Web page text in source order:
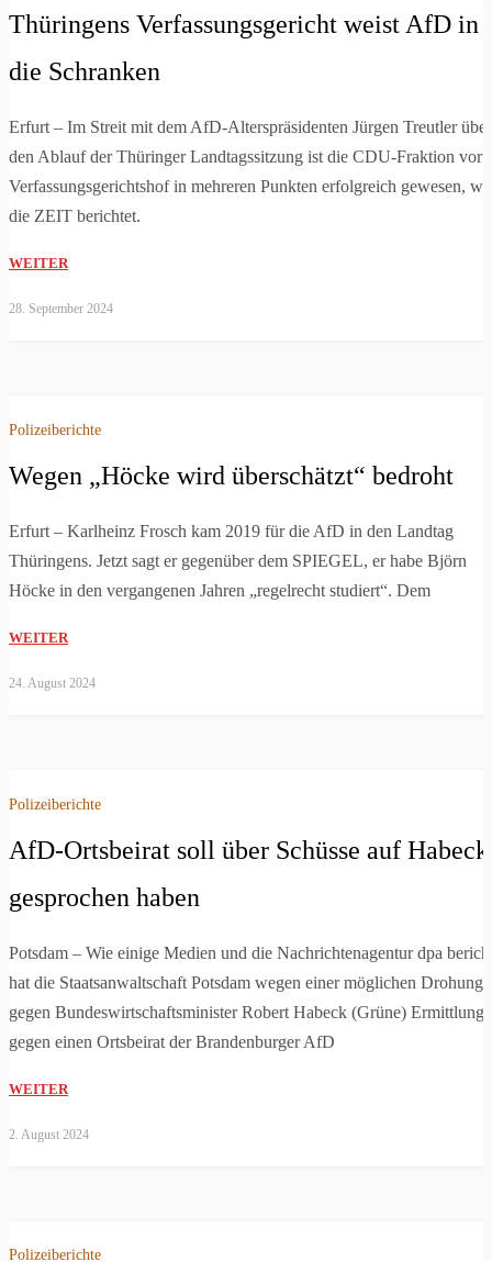
Thüringens Verfassungsgericht weist AfD in
die Schranken
Erfurt – Im Streit mit dem AfD-Alterspräsidenten Jürgen Treutler über
den Ablauf der Thüringer Landtagssitzung ist die CDU-Fraktion vor
Verfassungsgerichtshof in mehreren Punkten erfolgreich gewesen,
die ZEIT berichtet.
WEITER
28. September 2024
Polizeiberichte
Wegen „Höcke wird überschätzt“ bedroht
Erfurt – Karlheinz Frosch kam 2019 für die AfD in den Landtag
Thüringens. Jetzt sagt er gegenüber dem SPIEGEL, er habe Björn
Höcke in den vergangenen Jahren „regelrecht studiert“. Dem
WEITER
24. August 2024
Polizeiberichte
AfD-Ortsbeirat soll über Schüsse auf Habeck
gesprochen haben
Potsdam – Wie einige Medien und die Nachrichtenagentur dpa
hat die Staatsanwaltschaft Potsdam wegen einer möglichen Drohung
gegen Bundeswirtschaftsminister Robert Habeck (Grüne)
gegen einen Ortsbeirat der Brandenburger AfD
WEITER
2. August 2024
Polizeiberichte